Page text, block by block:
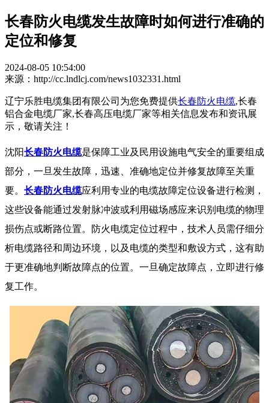
长春防火电缆发生故障时如何进行准确的
定位和修复
2024-08-05 10:54:00
来源：http://cc.lndlcj.com/news1032331.html
辽宁乐胜电缆集团有限公司为您免费提供长春防火电缆,长春
铝合金电缆厂家,长春高压电缆厂家等相关信息发布和资讯展
示，敬请关注！
沈阳长春防火电缆是保障工业及民用设施电气安全的重要组成
部分，一旦发生故障，迅速、准确地定位并修复故障至关重
要。 长春防火电缆应利用专业的电缆故障定位设备进行检测，
这些设备能通过发射脉冲波或利用磁场感应来识别电缆的物理
损伤点或断路位置。防火电缆定位过程中，技术人员需仔细分
析电缆路径和周边环境，以及电缆的类型和敷设方式，这有助
于更准确地判断故障点的位置。一旦确定故障点，立即进行修
复工作。